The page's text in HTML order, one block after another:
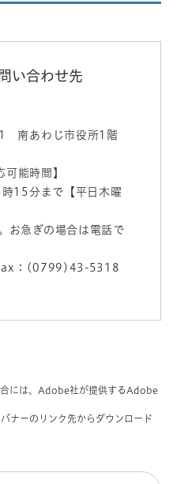
い合わせ先
南あわじ市役所1階
能時間】
15分まで【平日木曜
お急ぎの場合は電話で
：(0799)43-5318
には、Adobe社が提供するAdobe
ナーのリンク先からダウンロード